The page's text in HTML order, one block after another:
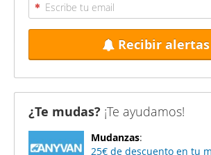
Recibir alertas
¿Te mudas? ¡Te ayudamos!
Mudanzas:
25€ de descuento en tu